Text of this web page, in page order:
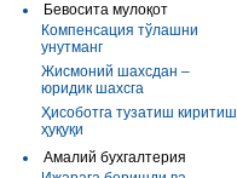
Бевосита мулоқот
Компенсация тўлашни
унутманг
Жисмоний шахсдан –
юридик шахсга
Ҳисоботга тузатиш киритиш
ҳуқуқи
Амалий бухгалтерия